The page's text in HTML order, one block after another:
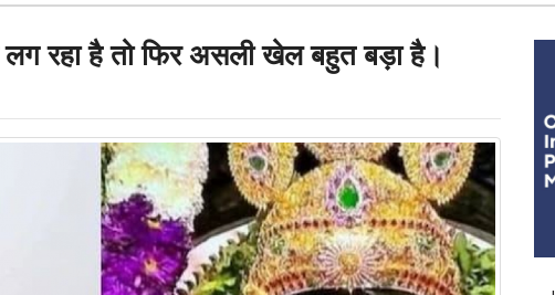
लग रहा है तो फिर असली खेल बहुत बड़ा है।